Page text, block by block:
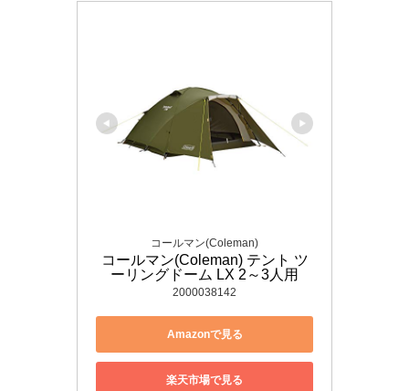
コールマン(Coleman)
コールマン(Coleman) テント ツ
ーリングドーム LX 2～3人用
2000038142
Amazonで見る
楽天市場で見る